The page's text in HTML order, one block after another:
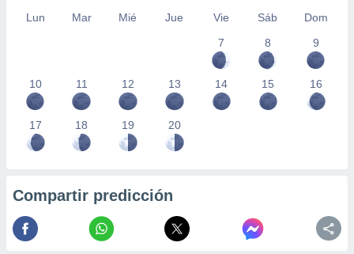
Lun Mar Mié Jue Vie Sáb
Dom
7
8 9
10 11 12 13 14 15 16
17 18 19 20
Compartir predicción